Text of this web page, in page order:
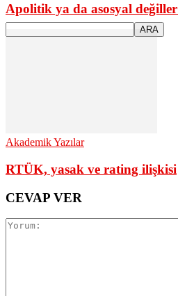
Apolitik ya da asosyal
Akademik Yazılar
RTÜK, yasak ve rating ilişkisi
CEVAP VER